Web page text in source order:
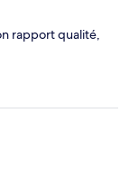
rapport qualité,